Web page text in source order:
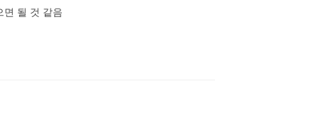
면 될 것 같음